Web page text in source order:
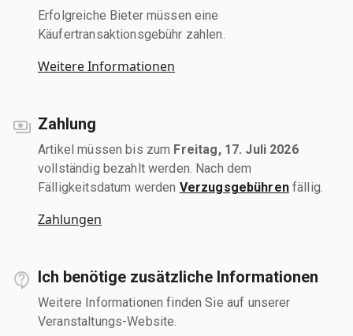
Erfolgreiche Bieter müssen eine
Käufertransaktionsgebühr zahlen.
Weitere Informationen
Zahlung
Artikel müssen bis zum Freitag, 17. Juli 2026
vollständig bezahlt werden. Nach dem
Fälligkeitsdatum werden Verzugsgebührenfällig.
Zahlungen
Ich benötige zusätzliche Informationen
Weitere Informationen finden Sie auf unserer
Veranstaltungs-Website.